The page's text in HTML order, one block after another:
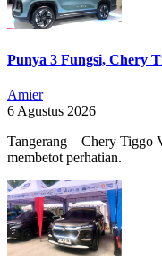
Punya 3 Fungsi, Chery
Amier
6 Agustus 2026
Tangerang – Chery
membetot perhatian.